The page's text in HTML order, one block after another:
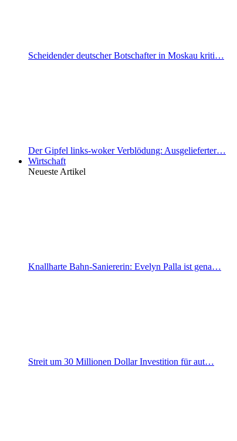
Scheidender deutscher Botschafter in Moskau kriti…
Der Gipfel links-woker Verblödung: Ausgelieferter…
Wirtschaft
Neueste Artikel
Knallharte Bahn-Saniererin: Evelyn Palla ist gena…
Streit um 30 Millionen Dollar Investition für aut…